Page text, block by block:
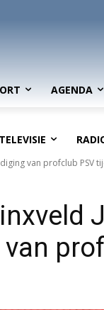
AGENDA
TELEVISIE
van profclub PSV